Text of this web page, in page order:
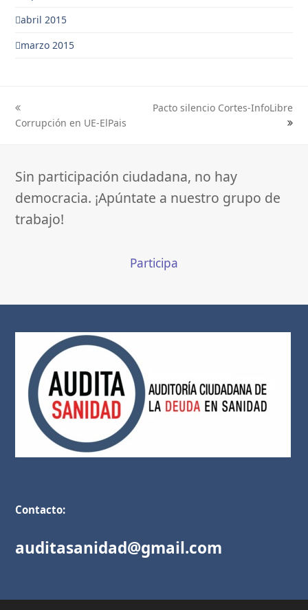
abril 2015
marzo 2015
previous
post:
Corrupción en UE-ElPais
Pacto silencio Cortes-InfoLibre
Sin participación ciudadana, no hay
democracia. ¡Apúntate a nuestro grupo de
trabajo!
Participa
Contacto:
auditasanidad@gmail.com